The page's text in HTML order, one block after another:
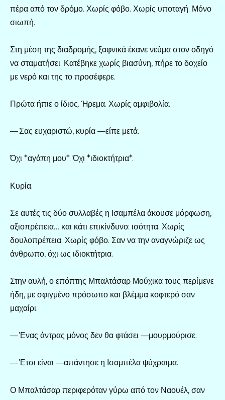
πέρα από τον δρόμο. Χωρίς φόβο. Χωρίς υποταγή. Μόνο
σιωπή.
Στη μέση της διαδρομής, ξαφνικά έκανε νεύμα στον οδηγό
να σταματήσει. Κατέβηκε χωρίς βιασύνη, πήρε το δοχείο
με νερό και της το προσέφερε.
Πρώτα ήπιε ο ίδιος. Ήρεμα. Χωρίς αμφιβολία.
— Σας ευχαριστώ, κυρία —είπε μετά.
Όχι *αγάπη μου*. Όχι *ιδιοκτήτρια*.
Κυρία.
Σε αυτές τις δύο συλλαβές η Ισαμπέλα άκουσε μόρφωση,
αξιοπρέπεια… και κάτι επικίνδυνο: ισότητα. Χωρίς
δουλοπρέπεια. Χωρίς φόβο. Σαν να την αναγνώριζε ως
άνθρωπο, όχι ως ιδιοκτήτρια.
Στην αυλή, ο επόπτης Μπαλτάσαρ Μούχικα τους περίμενε
ήδη, με σφιγμένο πρόσωπο και βλέμμα κοφτερό σαν
μαχαίρι.
— Ένας άντρας μόνος δεν θα φτάσει —μουρμούρισε.
— Έτσι είναι —απάντησε η Ισαμπέλα ψύχραιμα.
Ο Μπαλτάσαρ περιφερόταν γύρω από τον Ναουέλ, σαν